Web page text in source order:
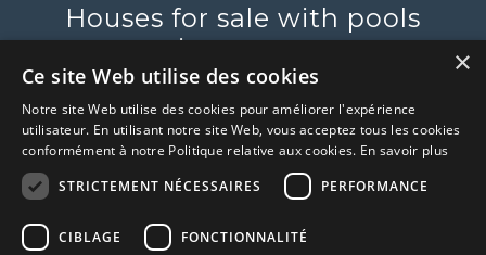
Houses for sale with pools
in or near
[_respacio_location_name]
×
Ce site Web utilise des cookies
Notre site Web utilise des cookies pour améliorer l'expérience
utilisateur. En utilisant notre site Web, vous acceptez tous les cookies
conformément à notre Politique relative aux cookies. En savoir plus
STRICTEMENT NÉCESSAIRES
PERFORMANCE
CIBLAGE FONCTIONNALITÉ